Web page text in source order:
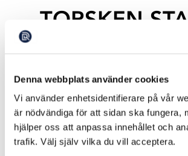
Denna webbplats använder cookies
Vi använder enhetsidentifierare på vår
är nödvändiga för att sidan ska fungera,
hjälper oss att anpassa innehållet och
trafik. Välj själv vilka du vill acceptera.
TORSKEN